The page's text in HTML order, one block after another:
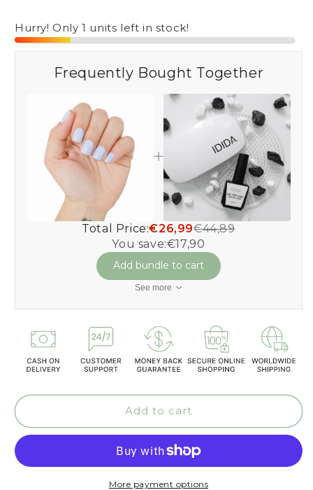
Hurry! Only 1 units left in stock!
Frequently Bought Together
Total Price:€26,99€44,89
You save:€17,90
Add bundle to cart
See more
Add to cart
More payment options